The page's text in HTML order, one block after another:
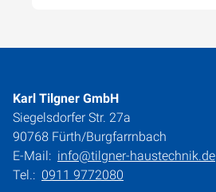
Karl Tilgner GmbH
Siegelsdorfer Str. 27a
90768 Fürth/Burgfarrnbach
E-Mail: info@tilgner-haustechnik.de
Tel.: 0911 9772080